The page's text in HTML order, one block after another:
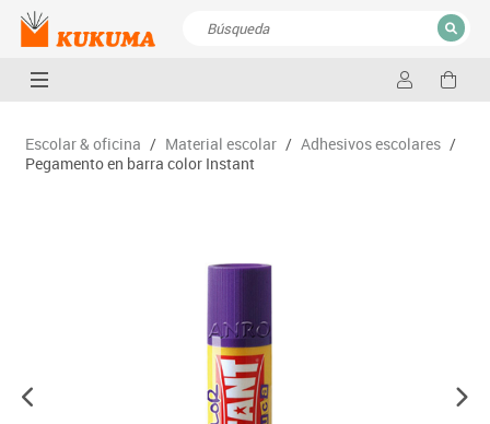
CERRAR
Escolar & oficina / Material escolar / Adhesivos escolares /
Pegamento en barra color Instant